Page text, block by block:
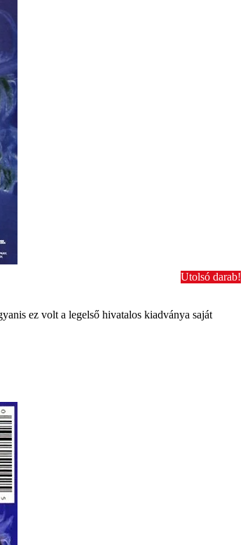
Utolsó darab!
ez volt a legelső hivatalos kiadványa saját